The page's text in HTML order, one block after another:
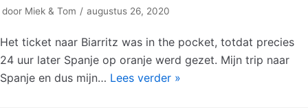
door Miek & Tom augustus 26, 2020
Het ticket naar Biarritz was in the pocket, totdat precies
24 uur later Spanje op oranje werd gezet. Mijn trip naar
Spanje en dus mijn… Lees verder »